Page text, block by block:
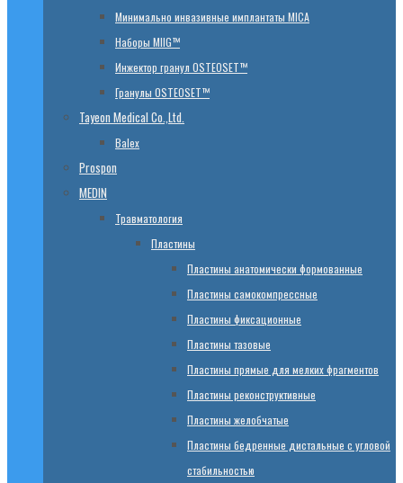
Минимально инвазивные имплантаты MICA
Наборы MIIG™
Инжектор гранул OSTEOSET™
Гранулы OSTEOSET™
Tayeon Medical Co.,Ltd.
Balex
Prospon
MEDIN
Травматология
Пластины
Пластины анатомически формованные
Пластины самокомпрессные
Пластины фиксационные
Пластины тазовые
Пластины прямые для мелких фрагментов
Пластины реконструктивные
Пластины желобчатые
Пластины бедренные дистальные с угловой
стабильностью